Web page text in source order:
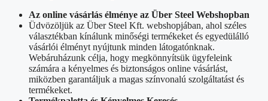
Az online vásárlás élménye az Über Steel Webshopban
Üdvözöljük az Über Steel Kft. webshopjában, ahol széles
választékban kínálunk minőségi termékeket és egyedülálló
vásárlói élményt nyújtunk minden látogatónknak.
Webáruházunk célja, hogy megkönnyítsük ügyfeleink
számára a kényelmes és biztonságos online vásárlást,
miközben garantáljuk a magas színvonalú szolgáltatást és
termékeket.